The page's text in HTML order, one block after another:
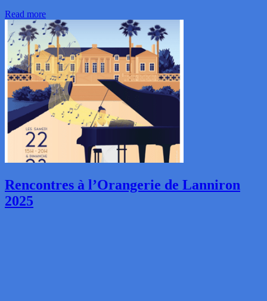
Read more
Rencontres à l’Orangerie de Lanniron
2025